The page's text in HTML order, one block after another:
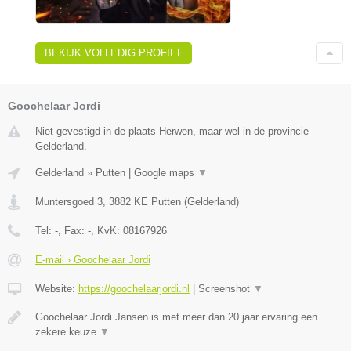
BEKIJK VOLLEDIG PROFIEL
Goochelaar Jordi
Niet gevestigd in de plaats Herwen, maar wel in de provincie
Gelderland.
Gelderland » Putten | Google maps ▼
Muntersgoed 3 3882 KE Putten (Gelderland)
Tel: - , Fax: - , KvK: 08167926
E-mail › Goochelaar Jordi
Website: https://goochelaarjordi.nl | Screenshot ▼
Goochelaar Jordi Jansen is met meer dan 20 jaar ervaring een
zekere keuze ▼